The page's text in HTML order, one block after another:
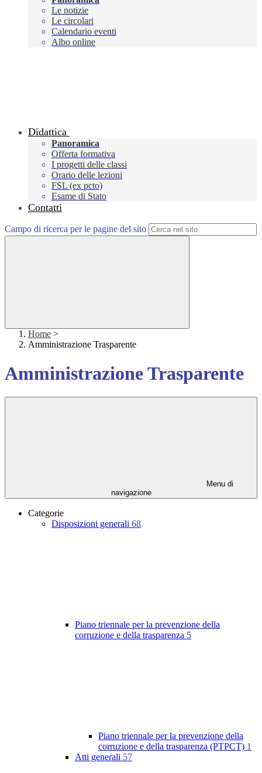
Le notizie
Le circolari
Calendario eventi
Albo online
Didattica
Panoramica
Offerta formativa
I progetti delle classi
Orario delle lezioni
FSL (ex pcto)
Esame di Stato
Contatti
Campo di ricerca per le pagine del sito
Home >
Amministrazione Trasparente
Amministrazione Trasparente
Menu di
navigazione
Categorie
Disposizioni generali 68
Piano triennale per la prevenzione della
corruzione e della trasparenza 5
Piano triennale per la prevenzione della
corruzione e della trasparenza (PTPCT) 1
Atti generali 57